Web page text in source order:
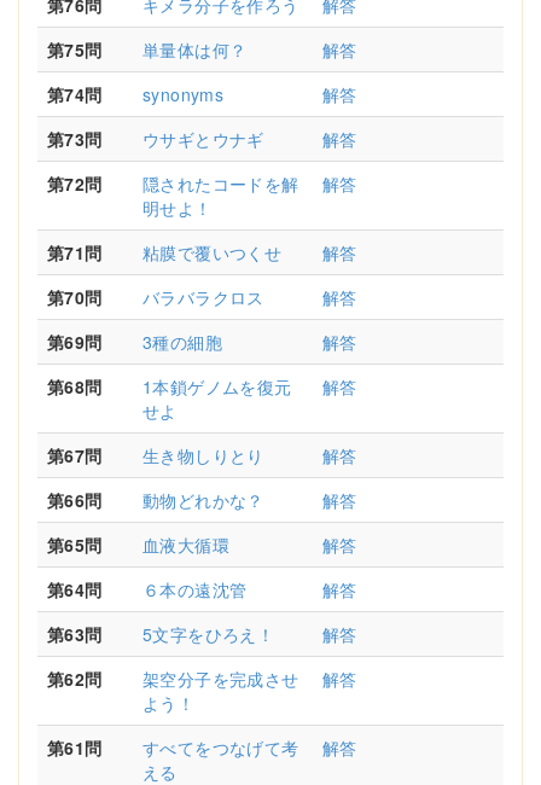
第75問
単量体は何？
解答
第74問
synonyms
解答
第73問
ウサギとウナギ
解答
第72問
隠されたコードを解
明せよ！
解答
第71問 粘膜で覆いつくせ
解答
第70問
バラバラクロス
解答
第69問
3種の細胞
解答
第68問
1本鎖ゲノムを復元
せよ
解答
第67問 生き物しりとり
解答
第66問
動物どれかな？
解答
第65問
血液大循環
解答
第64問
６本の遠沈管
解答
第63問
5文字をひろえ！
解答
第62問
架空分子を完成させ
よう！
解答
第61問
すべてをつなげて考
える
解答